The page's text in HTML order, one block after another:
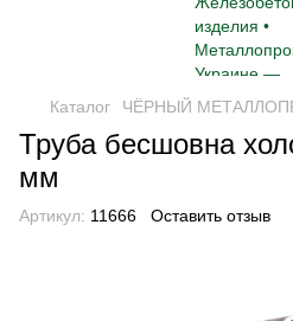
Каталог ЧЁРНЫЙ
Труба бесшовна
мм
Артикул: 11666 Оставить отзыв